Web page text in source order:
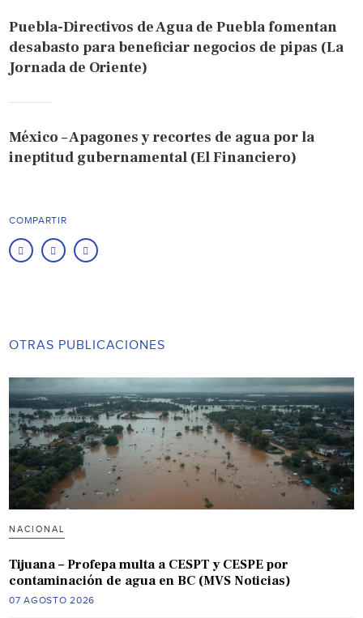
Puebla-Directivos de Agua de Puebla fomentan
desabasto para beneficiar negocios de pipas (La
Jornada de Oriente)
México – Apagones y recortes de agua por la
ineptitud gubernamental (El Financiero)
COMPARTIR
OTRAS PUBLICACIONES
NACIONAL
Tijuana – Profepa multa a CESPT y CESPE por
contaminación de agua en BC (MVS Noticias)
07 AGOSTO 2026